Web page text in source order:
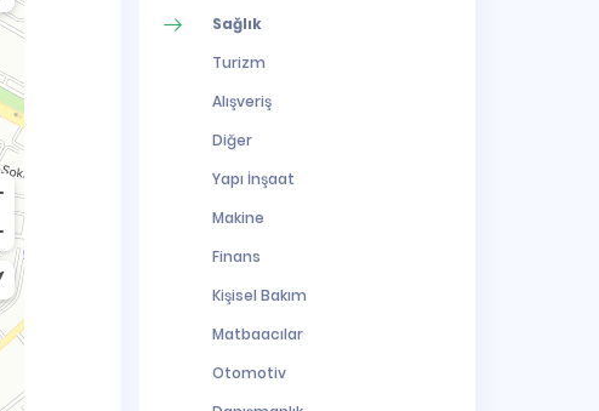
Sağlık
Turizm
Alışveriş
Diğer
Yapı İnşaat
Makine
Finans
Kişisel Bakım
Matbaacılar
Otomotiv